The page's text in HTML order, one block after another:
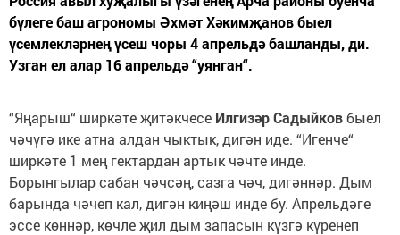
бүлеге баш агрономы Әхмәт Хәкимҗанов быел
үсемлекләрнең үсеш чоры 4 апрельдә башланды, ди.
Узган ел алар 16 апрельдә “уянган“.
“Яңарыш“ ширкәте җитәкчесе Илгизәр Садыйковбыел
чәчүгә ике атна алдан чыктык, дигән иде. “Игенче“
ширкәте 1 мең гектардан артык чәчте инде.
Борынгылар сабан чәчсәң, сазга чәч, дигәннәр. Дым
барында чәчеп кал, дигән киңәш инде бу. Апрельдәге
эссе көннәр, көчле җил дым запасын күзгә күренеп